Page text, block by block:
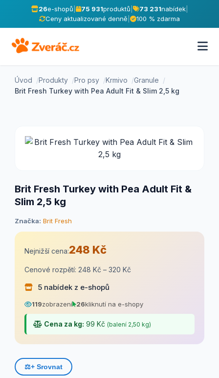
26e-shopů 75 931produktů 73 231nabídek|
Ceny aktualizované denně
100 % zdarma
Úvod Produkty Pro psy Krmivo
Granule
Brit Fresh Turkey with Pea Adult Fit & Slim 2,5 kg
Brit Fresh Turkey with Pea Adult Fit &
Slim 2,5 kg
Značka: Brit Fresh
Nejnižší cena:248 Kč
Cenové rozpětí: 248 Kč – 320 Kč
5 nabídek z e-shopů
119zobrazení 26kliknutí na e-shopy
Cena za kg: 99 Kč (balení 2,50 kg)
⚖️+ Srovnat